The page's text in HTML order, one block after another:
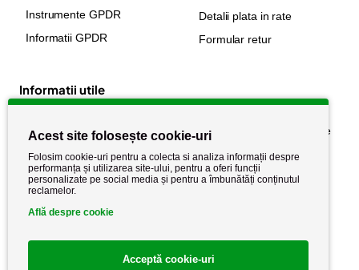
Instrumente GPDR
Informatii GPDR
Detalii plata in rate
Formular retur
Informatii utile
Despre noi
Stiri si noutati
Politica de cookie
Politica de confidențialitate
Politica de retur
Termeni si conditii
Acest site folosește cookie-uri
Folosim cookie-uri pentru a colecta si analiza informații despre
performanța și utilizarea site-ului, pentru a oferi funcții
personalizate pe social media și pentru a îmbunătăți conținutul
reclamelor.
Află despre cookie
Acceptă cookie-uri